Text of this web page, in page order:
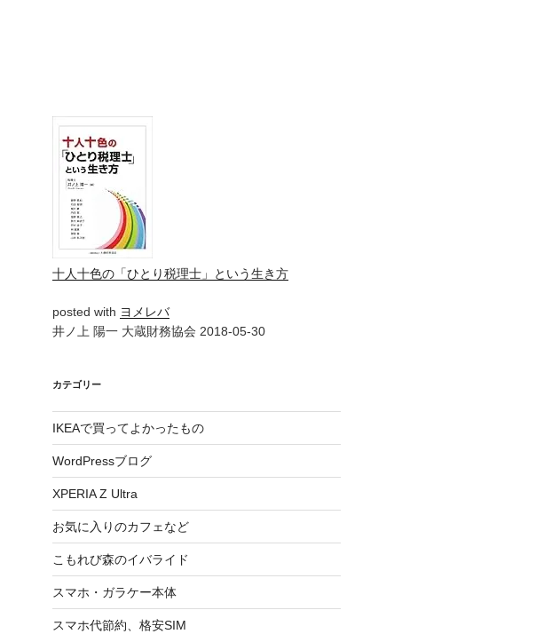
十人十色の「ひとり税理士」という生き方
posted with ヨメレバ
井ノ上 陽一 大蔵財務協会 2018-05-30
カテゴリー
IKEAで買ってよかったもの
WordPressブログ
XPERIA Z Ultra
お気に入りのカフェなど
こもれび森のイバライド
スマホ・ガラケー本体
スマホ代節約、格安SIM